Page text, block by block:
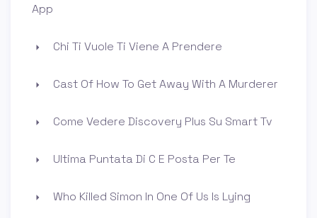
App
Chi Ti Vuole Ti Viene A Prendere
Cast Of How To Get Away With A Murderer
Come Vedere Discovery Plus Su Smart Tv
Ultima Puntata Di C E Posta Per Te
Who Killed Simon In One Of Us Is Lying